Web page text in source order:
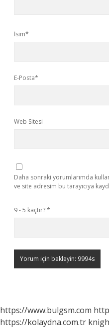
İsim*
E-Posta*
Web Sitesi
Daha sonraki yorumlarımda
ve site adresim bu tarayıcıya
9 - 5 kaçtır?*
https://www.bulgsm.com
https://kolaydna.com.tr